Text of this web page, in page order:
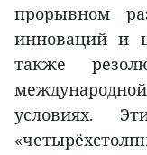
прорывном
инноваций и
также
условиях.